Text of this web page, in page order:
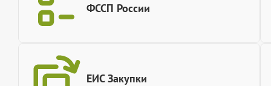
ФССП России
ЕИС Закупки